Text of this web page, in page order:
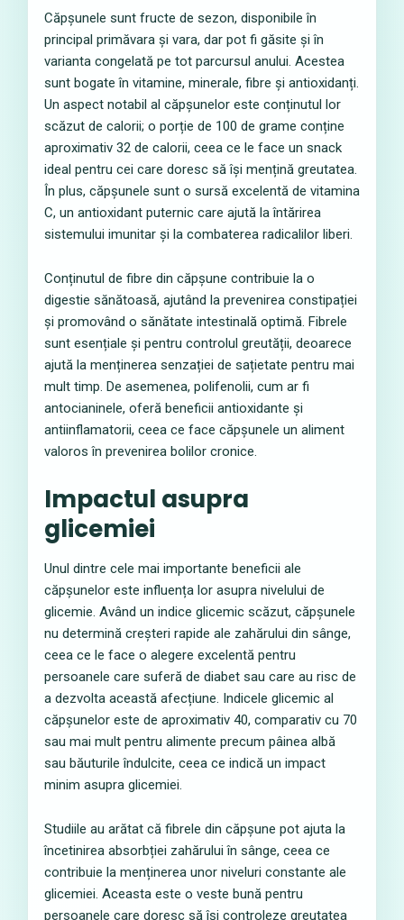
Căpșunele sunt fructe de sezon, disponibile în
principal primăvara și vara, dar pot fi găsite și în
varianta congelată pe tot parcursul anului. Acestea
sunt bogate în vitamine, minerale, fibre și antioxidanți.
Un aspect notabil al căpșunelor este conținutul lor
scăzut de calorii; o porție de 100 de grame conține
aproximativ 32 de calorii, ceea ce le face un snack
ideal pentru cei care doresc să își mențină greutatea.
În plus, căpșunele sunt o sursă excelentă de vitamina
C, un antioxidant puternic care ajută la întărirea
sistemului imunitar și la combaterea radicalilor liberi.
Conținutul de fibre din căpșune contribuie la o
digestie sănătoasă, ajutând la prevenirea constipației
și promovând o sănătate intestinală optimă. Fibrele
sunt esențiale și pentru controlul greutății, deoarece
ajută la menținerea senzației de sațietate pentru mai
mult timp. De asemenea, polifenolii, cum ar fi
antocianinele, oferă beneficii antioxidante și
antiinflamatorii, ceea ce face căpșunele un aliment
valoros în prevenirea bolilor cronice.
Impactul asupra
glicemiei
Unul dintre cele mai importante beneficii ale
căpșunelor este influența lor asupra nivelului de
glicemie. Având un indice glicemic scăzut, căpșunele
nu determină creșteri rapide ale zahărului din sânge,
ceea ce le face o alegere excelentă pentru
persoanele care suferă de diabet sau care au risc de
a dezvolta această afecțiune. Indicele glicemic al
căpșunelor este de aproximativ 40, comparativ cu 70
sau mai mult pentru alimente precum pâinea albă
sau băuturile îndulcite, ceea ce indică un impact
minim asupra glicemiei.
Studiile au arătat că fibrele din căpșune pot ajuta la
încetinirea absorbției zahărului în sânge, ceea ce
contribuie la menținerea unor niveluri constante ale
glicemiei. Aceasta este o veste bună pentru
persoanele care doresc să își controleze greutatea